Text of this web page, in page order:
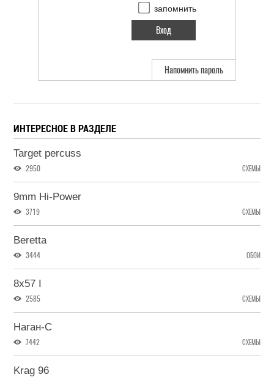
запомнить
Напомнить пароль
ИНТЕРЕСНОЕ В РАЗДЕЛЕ
Target percuss
2950 СХЕМЫ
9mm Hi-Power
3719 СХЕМЫ
Beretta
3444 ОБОИ
8x57 I
2585 СХЕМЫ
Наган-С
7442 СХЕМЫ
Krag 96